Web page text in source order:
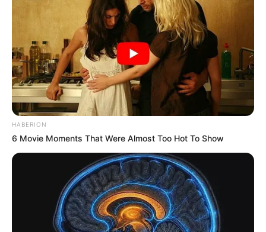
HABERION
6 Movie Moments That Were Almost Too Hot To Show